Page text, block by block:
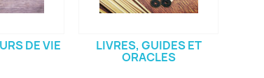
DE VIE LIVRES, GUIDES ET
ORACLES